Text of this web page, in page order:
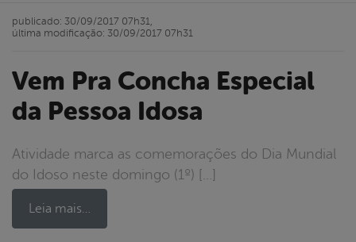
Vem Pra Concha Especial
da Pessoa Idosa
Atividade marca as comemorações do Dia Mundial
do Idoso neste domingo (1º) […]
Leia mais…
publicado: 30/09/2017 07h31,
última modificação: 30/09/2017 07h31